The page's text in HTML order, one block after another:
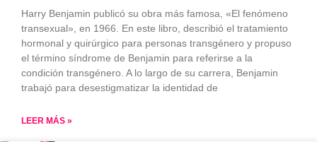
Harry Benjamin publicó su obra más famosa, «El fenómeno
transexual», en 1966. En este libro, describió el tratamiento
hormonal y quirúrgico para personas transgénero y propuso
el término síndrome de Benjamin para referirse a la
condición transgénero. A lo largo de su carrera, Benjamin
trabajó para desestigmatizar la identidad de
LEER MÁS »